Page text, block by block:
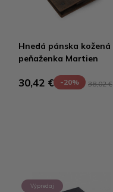
Hnedá pánska kožená
peňaženka Martien
30,42 € -20% 38,02 €
Výpredaj